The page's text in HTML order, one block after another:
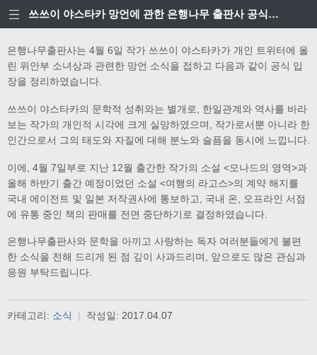
쓰쓰이 야스타카 망언에 관한 은행나무 출판사 공식입장
은행나무출판사는 4월 6일 작가 쓰쓰이 야스타카가 개인 트위터에 올
린 위안부 소녀상과 관련한 망언 소식을 접하고 다음과 같이 공식 입
장을 정리하였습니다.
쓰쓰이 야스타카의 문학적 성취와는 별개로, 한일관계와 역사를 바라
보는 작가의 개인적 시각에 크게 실망하였으며, 작가로서뿐 아니라 한
인간으로서 그의 태도와 자질에 대해 분노와 슬픔을 동시에 느낍니다.
이에, 4월 7일부로 지난 12월 출간한 작가의 소설 <모나드의 영역>과
올해 하반기 출간 예정이었던 소설 <여행의 라고스>의 계약 해지를
국내 에이전트 및 일본 저작권사에 통보하고, 국내 온, 오프라인 서점
에 유통 중인 책의 판매를 전면 중단하기로 결정하였습니다.
은행나무출판사와 문학을 아끼고 사랑하는 독자 여러분들에게 불편
한 소식을 전해 드리게 된 점 깊이 사과드리며, 앞으로도 많은 관심과
응원 부탁드립니다.
카테고리: 소식 | 작성일: 2017.04.07